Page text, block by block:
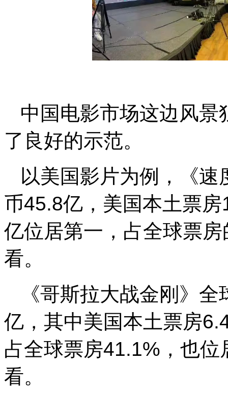
中国电影市场这边风
了良好的示范。
以美国影片为例，《
币45.8亿，美国本土票
亿位居第一，占全球票
看。
《哥斯拉大战金刚》
亿，其中美国本土票房
占全球票房41.1%，也
看。